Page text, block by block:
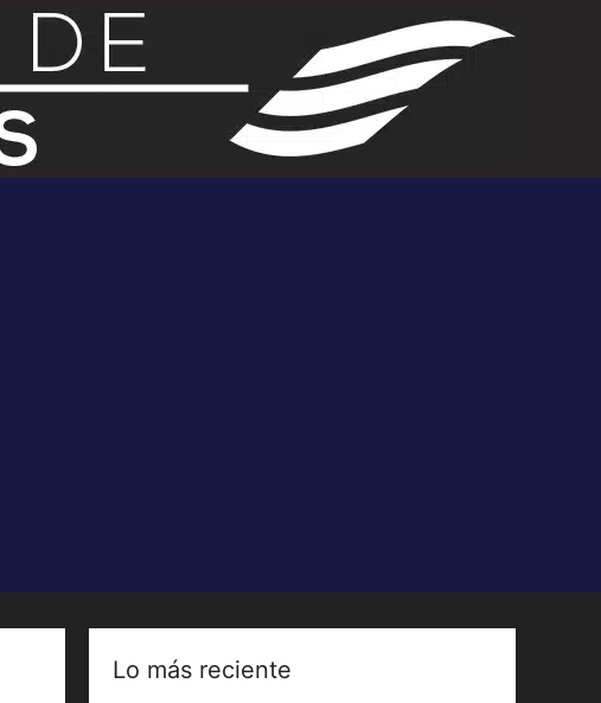
Lo más reciente